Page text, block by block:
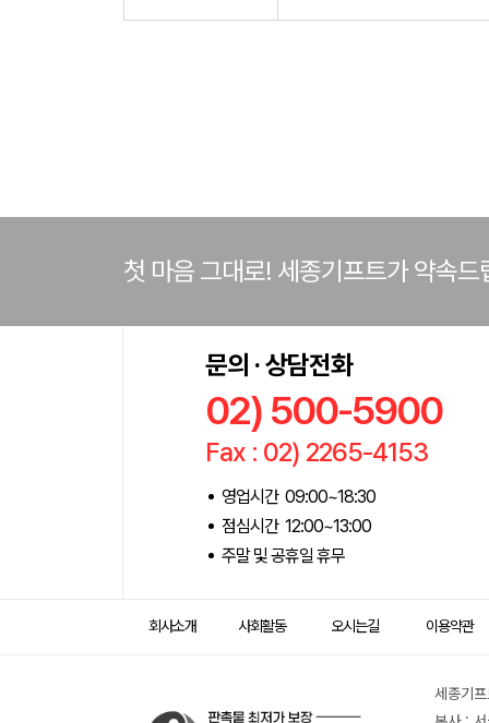
첫 마음 그대로! 세종기프트가 약속드
문의 · 상담전화
02) 500-5900
Fax : 02) 2265-4153
영업시간 09:00~18:30
점심시간 12:00~13:00
주말 및 공휴일 휴무
회사소개 사회활동 오시는길 이용약관
세종기